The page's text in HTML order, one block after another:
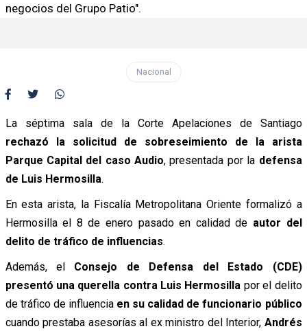
negocios del Grupo Patio".
Nacional
La séptima sala de la Corte Apelaciones de Santiago
rechazó la solicitud de sobreseimiento de la arista
Parque Capital del caso Audio, presentada por la defensa
de Luis Hermosilla.
En esta arista, la Fiscalía Metropolitana Oriente formalizó a
Hermosilla el 8 de enero pasado en calidad de autor del
delito de tráfico de influencias.
Además, el Consejo de Defensa del Estado (CDE)
presentó una querella contra Luis Hermosilla por el delito
de tráfico de influencia en su calidad de funcionario público
cuando prestaba asesorías al ex ministro del Interior, Andrés